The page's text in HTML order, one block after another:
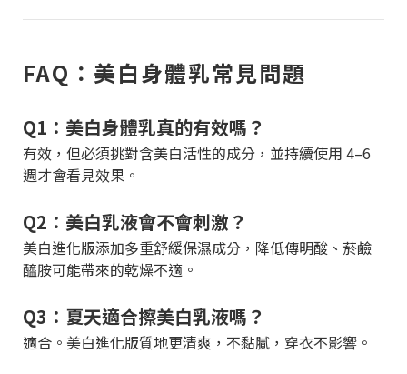
FAQ：美白身體乳常見問題
Q1：美白身體乳真的有效嗎？
有效，但必須挑對含美白活性的成分，並持續使用 4–6
週才會看見效果。
Q2：美白乳液會不會刺激？
美白進化版添加多重舒緩保濕成分，降低傳明酸、菸鹼
醯胺可能帶來的乾燥不適。
Q3：夏天適合擦美白乳液嗎？
適合。美白進化版質地更清爽，不黏膩，穿衣不影響。